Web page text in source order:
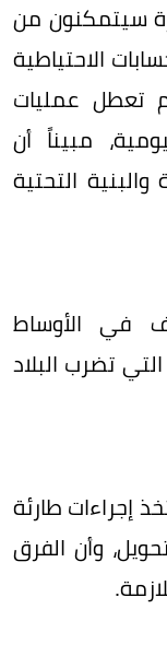
سيتمكنون من
الاحتياطية
تعطل عمليات
مبيناً أن
التحتية
في الأوساط
تضرب البلاد
إجراءات طارئة
وأن الفرق